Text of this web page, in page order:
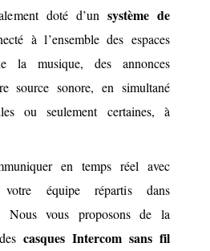
doté d’un système de
à l’ensemble des espaces
la musique, des annonces
source sonore, en simultané
ou seulement certaines, à
en temps réel avec
équipe répartis dans
Nous vous proposons de la
casques Intercom sans fil